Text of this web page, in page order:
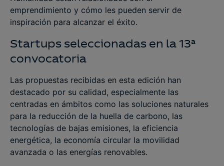
emprendimiento y cómo les pueden servir de
inspiración para alcanzar el éxito.
Startups seleccionadas en la 13ª
convocatoria
Las propuestas recibidas en esta edición han
destacado por su calidad, especialmente las
centradas en ámbitos como las soluciones naturales
para la reducción de la huella de carbono, las
tecnologías de bajas emisiones, la eficiencia
energética, la economía circular la movilidad
avanzada o las energías renovables.